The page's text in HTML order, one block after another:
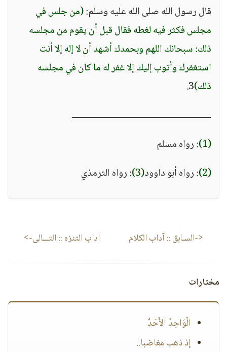
قال رسول الله صلى الله عليه وسلم:(من جلس في
مجلس فكثر فيه لغطه فقال قبل أن يقوم من مجلسه
ذلك: سبحانك اللهم وبحمدك أشهد أن لا إله إلا أنت
استغفرك وأتوب إليك إلا غفر له ما كان في مجلسه
ذلك)3.
ـــــــــــــــــــــــــــــــــــــــــــــــــــــــ
(1) : رواه مسلم
(2) : رواه أبو داوود(3) : رواه الترمذي
<-السـابق ::آداب الكلام اداب التنزه :: التـــالى->
مختارات
الْوَاحِدُ الأَحَدٌ
إذ ذهب مغاضبا..